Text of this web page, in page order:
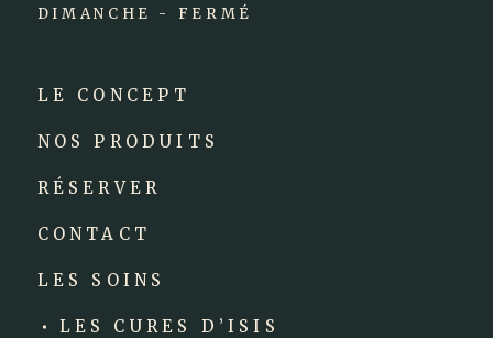
DIMANCHE - FERMÉ
LE CONCEPT
NOS PRODUITS
RÉSERVER
CONTACT
LES SOINS
LES CURES D’ISIS